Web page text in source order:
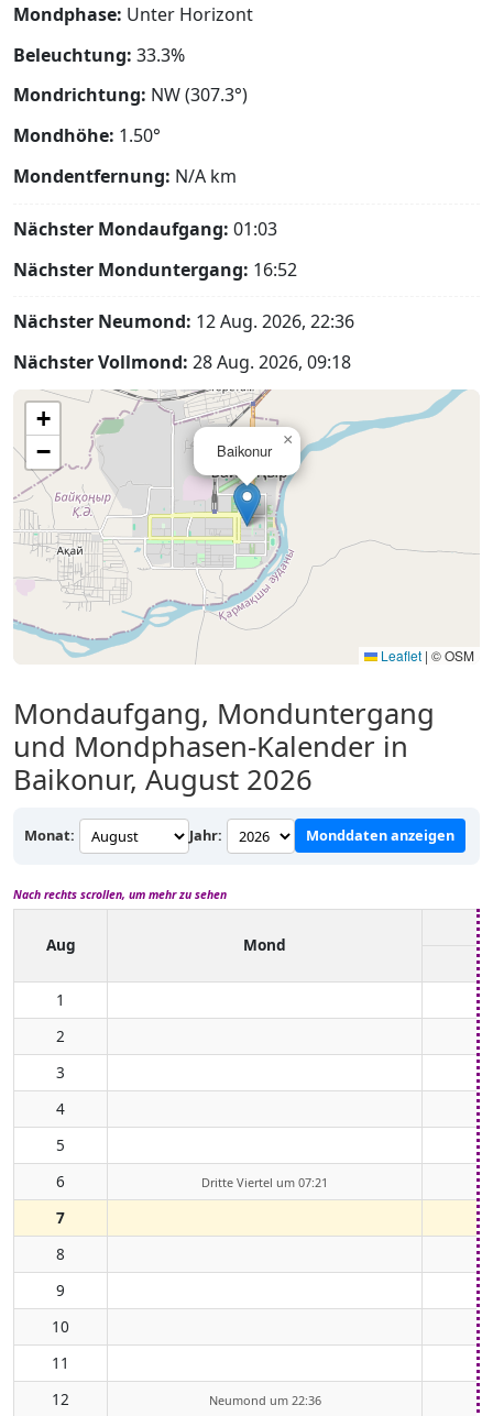
Mondphase: Unter Horizont
Beleuchtung: 33.3%
Mondrichtung: NW (307.3°)
Mondhöhe: 1.50°
Mondentfernung: N/A km
Nächster Mondaufgang: 01:03
Nächster Monduntergang: 16:52
Nächster Neumond: 12 Aug. 2026, 22:36
Nächster Vollmond: 28 Aug. 2026, 09:18
Baikonur
×
+
−
Leaflet | © OSM
Mondaufgang, Monduntergang
und Mondphasen-Kalender in
Baikonur, August 2026
Monat: Jahr: Monddaten anzeigen
Nach rechts scrollen, um mehr zu sehen
Aug Mond
1
2
3
4
5
6
Dritte Viertel um 07:21
7
8
9
10
11
12
Neumond um 22:36